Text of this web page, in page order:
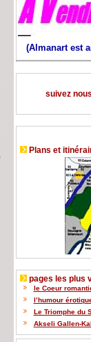
(Almanart est
suivez
Plans et
pages les plus
le Coeur
l’humour
Le Triomphe du
Akseli Gallen-